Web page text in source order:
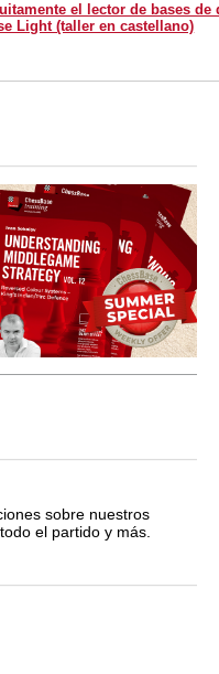
el lector de bases de
Light (taller en castellano)
sobre nuestros
el partido y más.